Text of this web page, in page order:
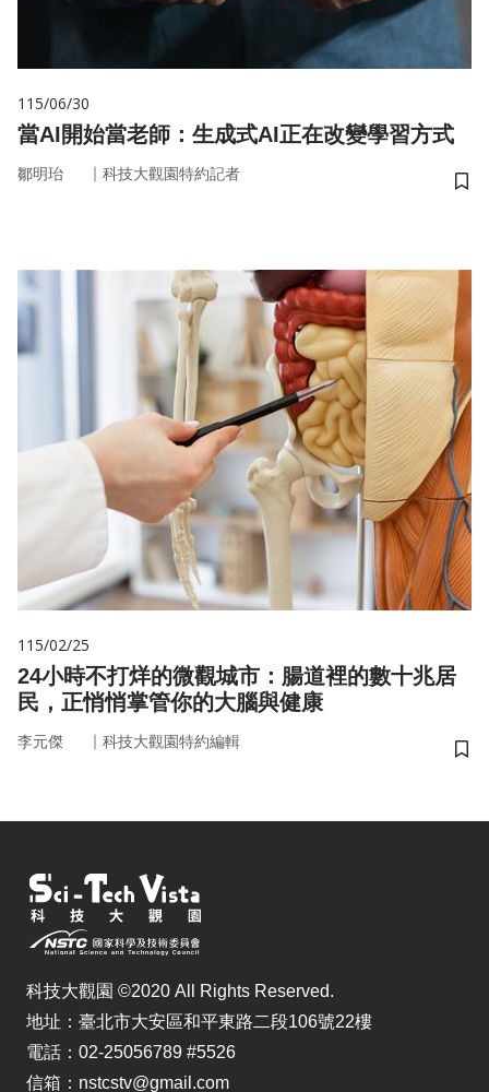
115/06/30
當AI開始當老師：生成式AI正在改變學習方式
鄒明珆 ｜ 科技大觀園特約記者
儲
115/02/25
24小時不打烊的微觀城市：腸道裡的數十兆居
民，正悄悄掌管你的大腦與健康
李元傑 ｜ 科技大觀園特約編輯
儲
科技大觀園 ©2020 All Rights Reserved.
地址：臺北市大安區和平東路二段106號22樓
電話：02-25056789 #5526
信箱：nstcstv@gmail.com